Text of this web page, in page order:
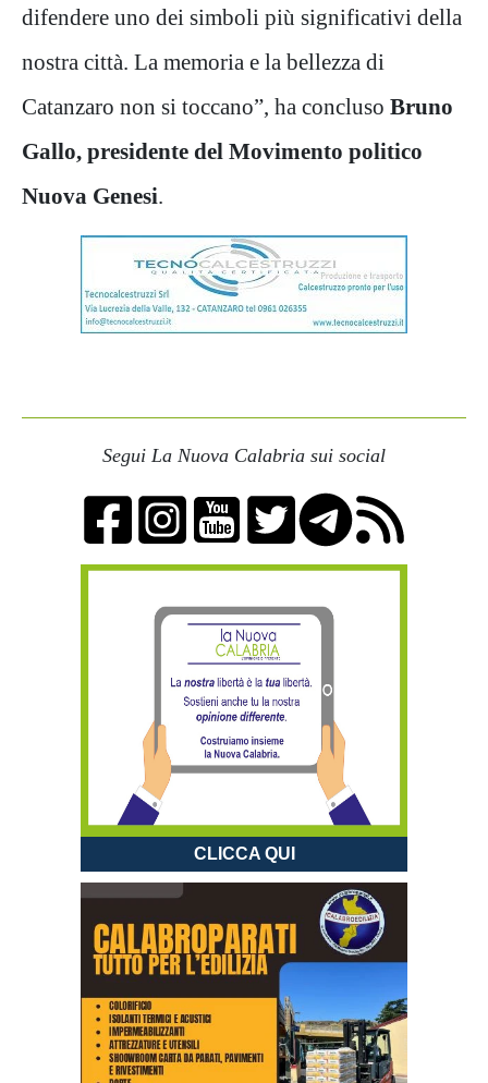
difendere uno dei simboli più significativi della
nostra città. La memoria e la bellezza di
Catanzaro non si toccano”, ha concluso Bruno
Gallo, presidente del Movimento politico
Nuova Genesi
Segui La Nuova Calabria sui social
CLICCA QUI